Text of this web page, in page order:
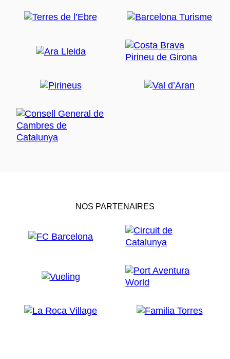
NOS PARTENAIRES